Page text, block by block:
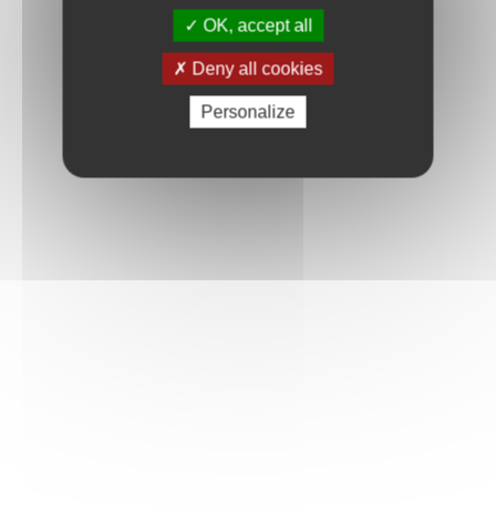
OK, accept all
Deny all cookies
Personalize